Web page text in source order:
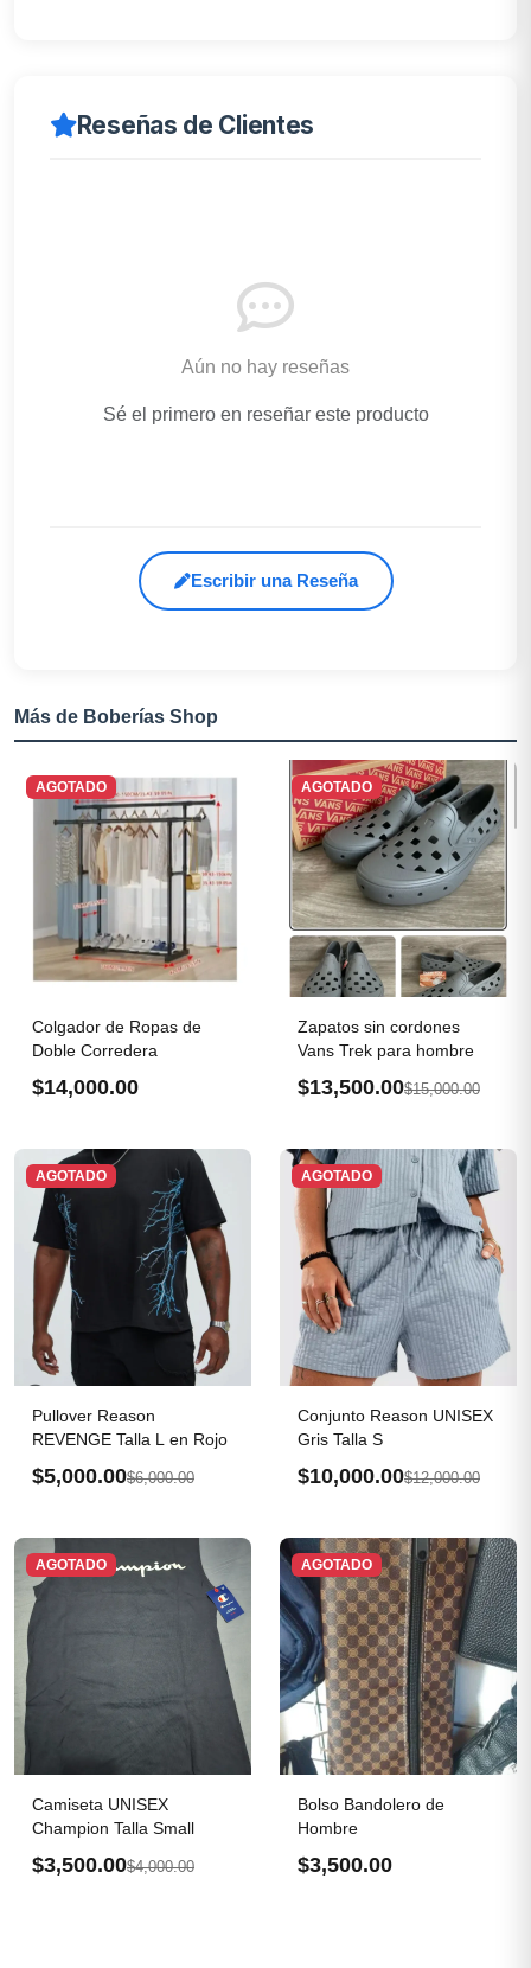
Reseñas de Clientes
Aún no hay reseñas
Sé el primero en reseñar este producto
Escribir una Reseña
Más de Boberías Shop
AGOTADO
Colgador de Ropas de
Doble Corredera
$14,000.00
AGOTADO
Zapatos sin cordones
Vans Trek para hombre
$13,500.00$15,000.00
AGOTADO
Pullover Reason
REVENGE Talla L en Rojo
$5,000.00$6,000.00
AGOTADO
Conjunto Reason UNISEX
Gris Talla S
$10,000.00$12,000.00
AGOTADO
Camiseta UNISEX
Champion Talla Small
$3,500.00$4,000.00
AGOTADO
Bolso Bandolero de
Hombre
$3,500.00